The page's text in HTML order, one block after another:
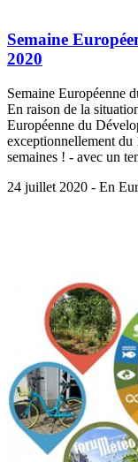
Semaine
2020
Semaine Européenne
En raison de la
Européenne du
exceptionnellement du
semaines ! - avec un
24 juillet 2020 - En